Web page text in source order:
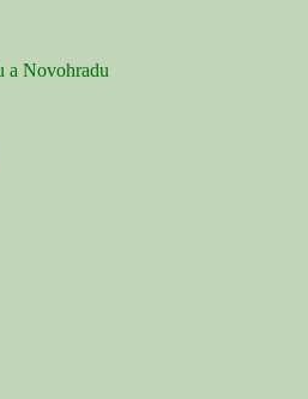
a Novohradu